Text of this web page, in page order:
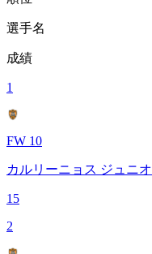
選手名
成績
1
FW 10
カルリーニョス ジュニオ
15
2